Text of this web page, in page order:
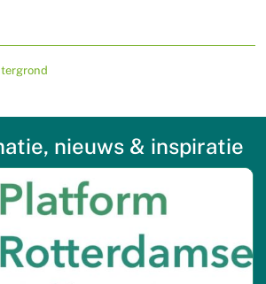
nieuws & inspiratie